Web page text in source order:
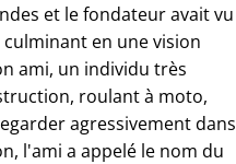
et le fondateur avait vu
en une vision
ami, un individu très
roulant à moto,
agressivement dans
l'ami a appelé le nom du